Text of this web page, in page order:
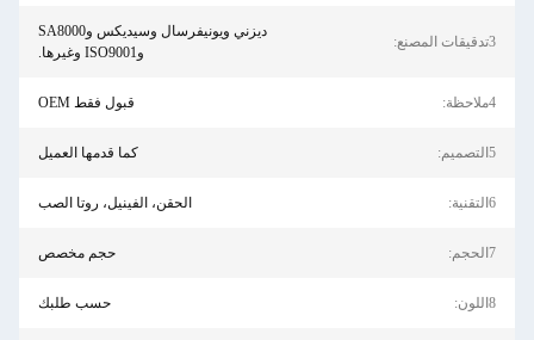
3تدقيقات المصنع:
ديزني ويونيفرسال وسيديكس وSA8000
وISO9001 وغيرها.
4ملاحظة: قبول فقط OEM
5التصميم: كما قدمها العميل
6التقنية: الحقن، الفينيل، روتا الصب
7الحجم: حجم مخصص
8اللون: حسب طلبك